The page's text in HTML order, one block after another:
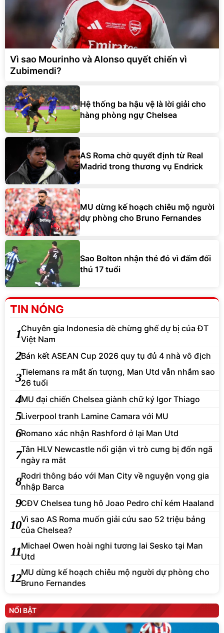
Vì sao Mourinho và Alonso quyết chiến vì
Zubimendi?
Hệ thống ba hậu vệ là lời giải cho
hàng phòng ngự Chelsea
AS Roma chờ quyết định từ Real
Madrid trong thương vụ Endrick
MU dừng kế hoạch chiêu mộ người
dự phòng cho Bruno Fernandes
Sao Bolton nhận thẻ đỏ vì đấm đối
thủ 17 tuổi
TIN NÓNG
1Chuyên gia Indonesia dè chừng ghế dự bị của ĐT
Việt Nam
2Bán kết ASEAN Cup 2026 quy tụ đủ 4 nhà vô địch
3Tielemans ra mắt ấn tượng, Man Utd vẫn nhắm sao
26 tuổi
4MU đại chiến Chelsea giành chữ ký Igor Thiago
5Liverpool tranh Lamine Camara với MU
6Romano xác nhận Rashford ở lại Man Utd
7Tân HLV Newcastle nổi giận vì trò cưng bị đốn ngã
ngày ra mắt
8Rodri thông báo với Man City về nguyện vọng gia
nhập Barca
9CĐV Chelsea tung hô Joao Pedro chỉ kém Haaland
10Vì sao AS Roma muốn giải cứu sao 52 triệu bảng
của Chelsea?
11Michael Owen hoài nghi tương lai Sesko tại Man
Utd
12MU dừng kế hoạch chiêu mộ người dự phòng cho
Bruno Fernandes
NỔI BẬT